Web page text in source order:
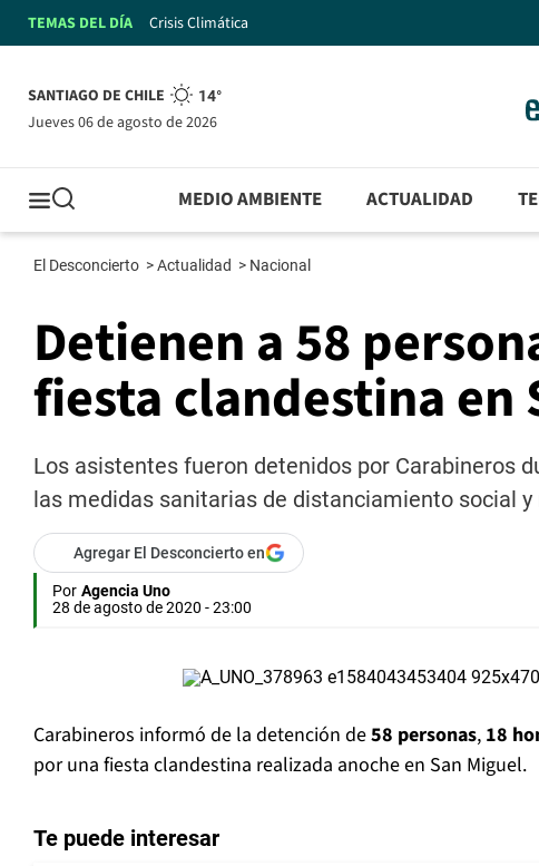
TEMAS DEL DÍA Crisis Climática
SANTIAGO DE CHILE 14°
jueves 06 de agosto de 2026
MEDIO AMBIENTE ACTUALIDAD
El Desconcierto >Actualidad > Nacional
Detienen a 58
fiesta clandestina en
Los asistentes fueron detenidos por Carabineros
las medidas sanitarias de distanciamiento social
Agregar El Desconcierto en
Por Agencia Uno
28 de agosto de 2020 - 23:00
Carabineros informó de la detención de58 personas, 18
por una fiesta clandestina realizada anoche en San Miguel.
Te puede interesar